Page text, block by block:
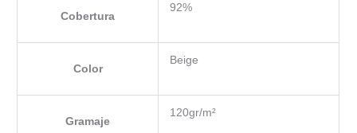
Cobertura
92%
Color
Beige
Gramaje
120gr/m²